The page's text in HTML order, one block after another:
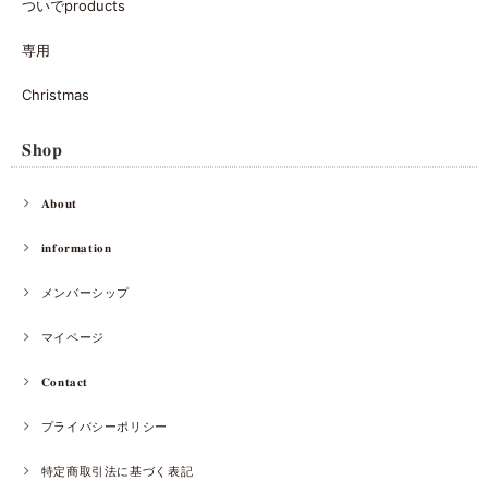
ついでproducts
専用
Christmas
𝐒𝐡𝐨𝐩
𝐀𝐛𝐨𝐮𝐭
𝐢𝐧𝐟𝐨𝐫𝐦𝐚𝐭𝐢𝐨𝐧
メンバーシップ
マイページ
𝐂𝐨𝐧𝐭𝐚𝐜𝐭
プライバシーポリシー
特定商取引法に基づく表記